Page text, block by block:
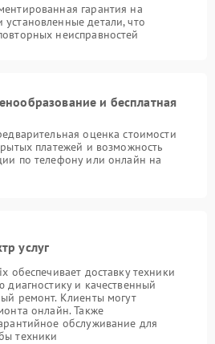
гарантия на
детали, что
неисправностей
и бесплатная
оценка стоимости
платежей и возможность
по телефону или онлайн на
услуг
доставку техники
диагностику и качественный
ремонт. Клиенты могут
онлайн. Также
обслуживание для
техники